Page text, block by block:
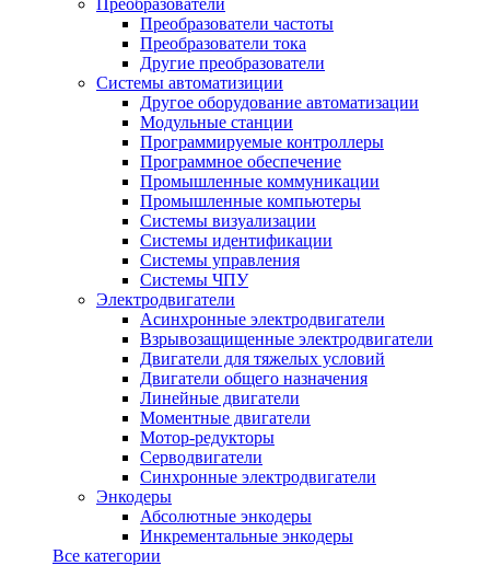
Преобразователи
Преобразователи частоты
Преобразователи тока
Другие преобразователи
Системы автоматизиции
Другое оборудование автоматизации
Модульные станции
Программируемые контроллеры
Программное обеспечение
Промышленные коммуникации
Промышленные компьютеры
Системы визуализации
Системы идентификации
Системы управления
Системы ЧПУ
Электродвигатели
Асинхронные электродвигатели
Взрывозащищенные электродвигатели
Двигатели для тяжелых условий
Двигатели общего назначения
Линейные двигатели
Моментные двигатели
Мотор-редукторы
Серводвигатели
Синхронные электродвигатели
Энкодеры
Абсолютные энкодеры
Инкрементальные энкодеры
Все категории